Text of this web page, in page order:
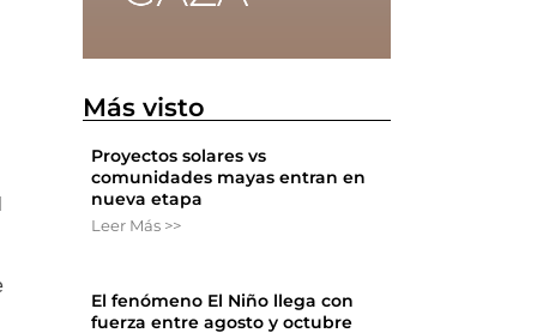
Más visto
Proyectos solares vs
comunidades mayas entran en
nueva etapa
Leer Más >>
El fenómeno El Niño llega con
fuerza entre agosto y octubre